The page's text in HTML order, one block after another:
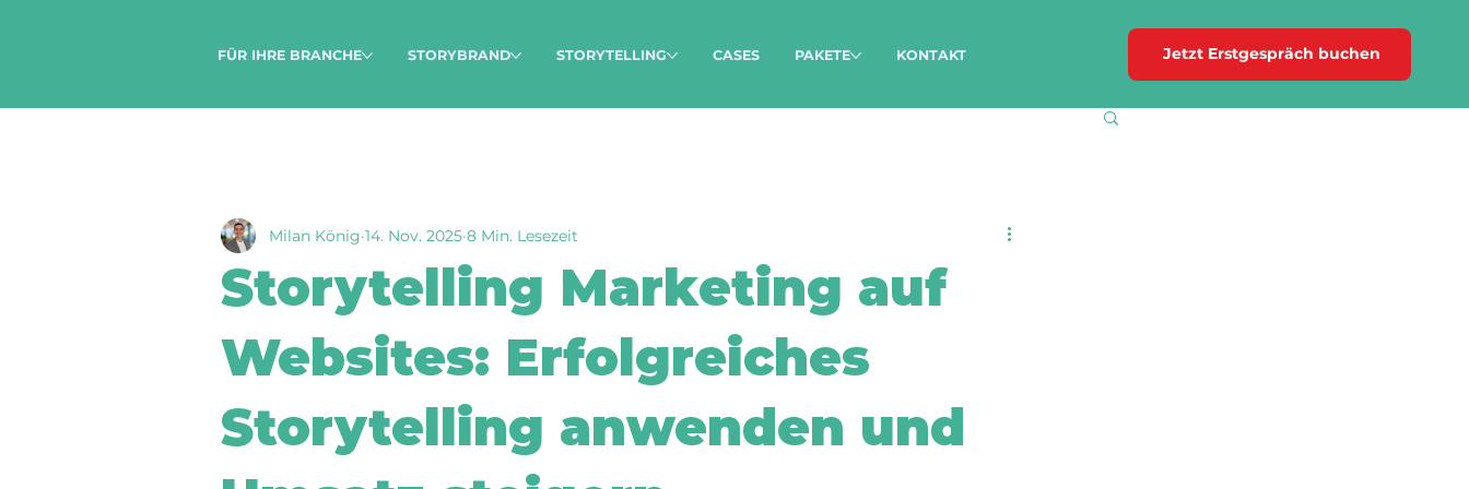
FÜR IHRE BRANCHE STORYBRAND STORYTELLING CASES PAKETE KONTAKT Jetzt Erstgespräch buchen
Storytelling Marketing auf
Websites: Erfolgreiches
Storytelling anwenden und
Milan König 14. Nov. 2025 8 Min. Lesezeit